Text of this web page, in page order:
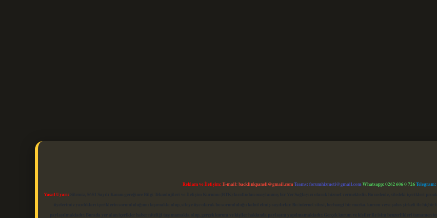
Reklam ve İletişim:E-mail:backlinkpaneli@gmail.comTeams:forumhizmeti@gmail.comWhatsapp: 0262 606 0 726
Yasal Uyarı:Sitemiz, 5651 Sayılı Kanun gereğince Bilgi Teknolojileri ve İletişim Kurumu (BTK) tarafından onaylanmış bir Yer Sağlayıcı olarak hizmet vermektedir. Bu nedenle, sitedeki içerikleri